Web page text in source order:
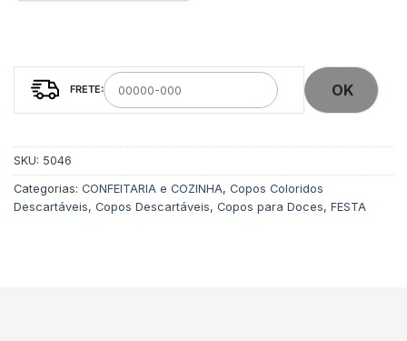
OK
SKU: 5046
Categorias: CONFEITARIA e COZINHA, Copos Coloridos
Descartáveis, Copos Descartáveis, Copos para Doces, FESTA